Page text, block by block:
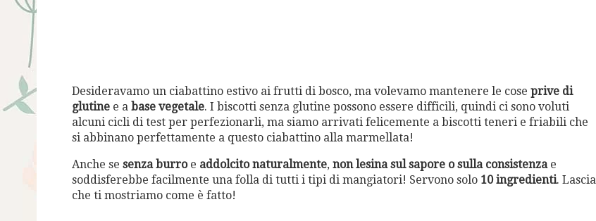
Desideravamo un ciabattino estivo ai frutti di bosco, ma volevamo mantenere le cose prive di
glutine e a base vegetale. I biscotti senza glutine possono essere difficili, quindi ci sono voluti
alcuni cicli di test per perfezionarli, ma siamo arrivati felicemente a biscotti teneri e friabili che
si abbinano perfettamente a questo ciabattino alla marmellata!
Anche se senza burroe addolcito naturalmente, non lesina sul sapore o sulla consistenzae
soddisferebbe facilmente una folla di tutti i tipi di mangiatori! Servono solo 10 ingredienti. Lascia
che ti mostriamo come è fatto!